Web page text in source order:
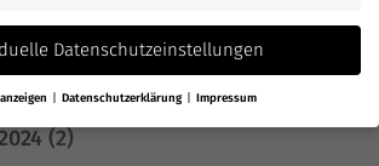
(2)
Datenschutzeinstellungen
Datenschutzerklärung Impressum